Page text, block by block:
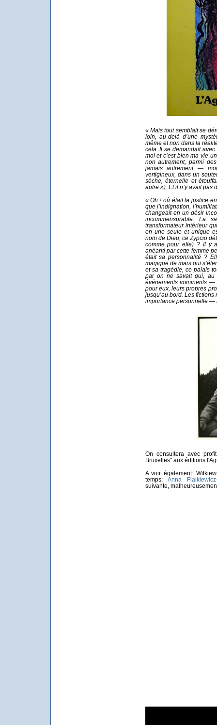
« Mais tout semblait se
loin, au-delà d’une
même et non dans la
cela. Il se demandait
moi et c’est bien ma vie
non autrement, parmi
jamais autrement —
vertigineux, dans un
sèche, éternelle et
autre »). Et il n’y avait pas
« Oh ! où était la justice
que l’indignation,
changeait en un désir
incommensurable. La
transformateur intérieur
en une seule et unique
nom de Dieu, ce Zypcio
comme pour elle) ? Il y
anéanti par cette femme
était sa personnalité ?
magique de mars qui
et sa tragédie, ce palais
par on ne savait qui,
événements imminents
pour eux, leurs propres
jusqu’au bord. Les
importance personnelle —
On consultera avec
Bruxelles" aux éditions
A voir également:
temps; Anna
suivante,